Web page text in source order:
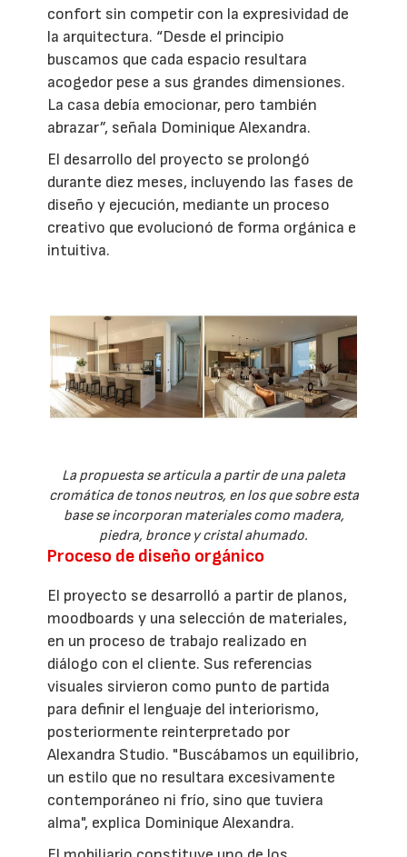
confort sin competir con la expresividad de
la arquitectura. “Desde el principio
buscamos que cada espacio resultara
acogedor pese a sus grandes dimensiones.
La casa debía emocionar, pero también
abrazar”, señala Dominique Alexandra.
El desarrollo del proyecto se prolongó
durante diez meses, incluyendo las fases de
diseño y ejecución, mediante un proceso
creativo que evolucionó de forma orgánica e
intuitiva.
La propuesta se articula a partir de una paleta
cromática de tonos neutros, en los que sobre esta
base se incorporan materiales como madera,
piedra, bronce y cristal ahumado.
Proceso de diseño orgánico
El proyecto se desarrolló a partir de planos,
moodboards y una selección de materiales,
en un proceso de trabajo realizado en
diálogo con el cliente. Sus referencias
visuales sirvieron como punto de partida
para definir el lenguaje del interiorismo,
posteriormente reinterpretado por
Alexandra Studio. "Buscábamos un equilibrio,
un estilo que no resultara excesivamente
contemporáneo ni frío, sino que tuviera
alma", explica Dominique Alexandra.